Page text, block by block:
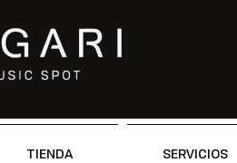
TIENDA SERVICIOS